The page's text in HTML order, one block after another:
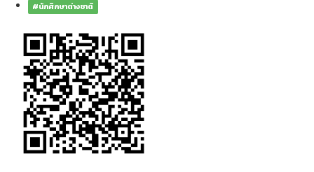
#นักศึกษาต่างชาติ